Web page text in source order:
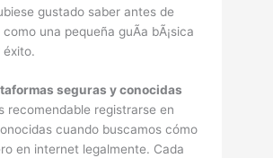
gustado saber antes de
una pequeña guÃ­a bÃ¡sica
éxito.
seguras y conocidas
recomendable registrarse en
cuando buscamos cómo
en internet legalmente. Cada